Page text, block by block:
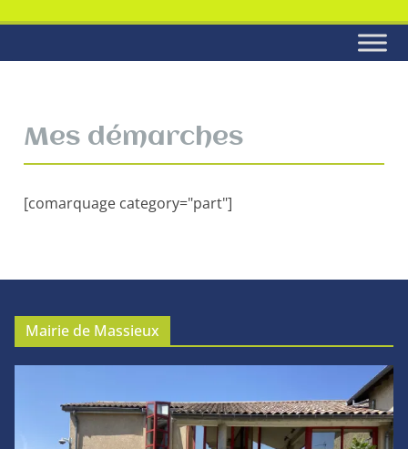
Mes démarches
[comarquage category="part"]
Mairie de Massieux